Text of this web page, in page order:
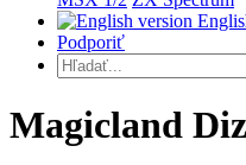
Podporiť
Magicland